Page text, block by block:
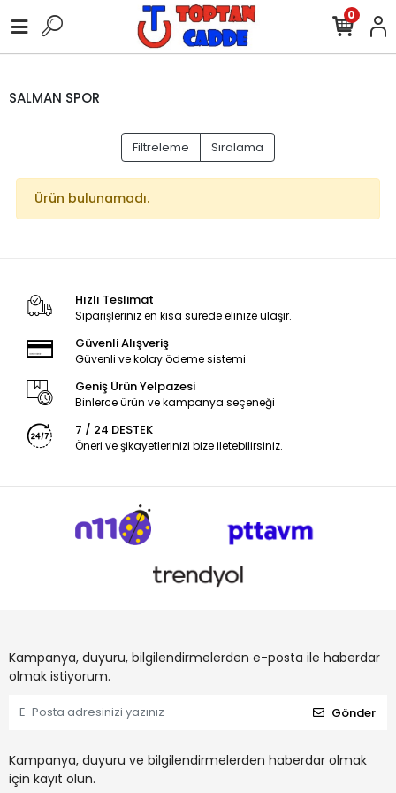
0
SALMAN SPOR
Filtreleme Sıralama
Ürün bulunamadı.
Hızlı Teslimat
Siparişleriniz en kısa sürede elinize ulaşır.
Güvenli Alışveriş
Güvenli ve kolay ödeme sistemi
Geniş Ürün Yelpazesi
Binlerce ürün ve kampanya seçeneği
7 / 24 DESTEK
Öneri ve şikayetlerinizi bize iletebilirsiniz.
Kampanya, duyuru, bilgilendirmelerden e-posta ile haberdar
olmak istiyorum.
Gönder
Kampanya, duyuru ve bilgilendirmelerden haberdar olmak
için kayıt olun.